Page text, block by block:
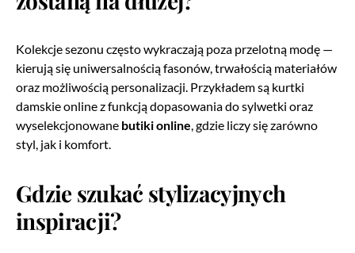
Kolekcje sezonu często wykraczają poza przelotną modę —
kierują się uniwersalnością fasonów, trwałością materiałów
oraz możliwością personalizacji. Przykładem są kurtki
damskie online z funkcją dopasowania do sylwetki oraz
wyselekcjonowane butiki online, gdzie liczy się zarówno
styl, jak i komfort.
Gdzie szukać stylizacyjnych
inspiracji?